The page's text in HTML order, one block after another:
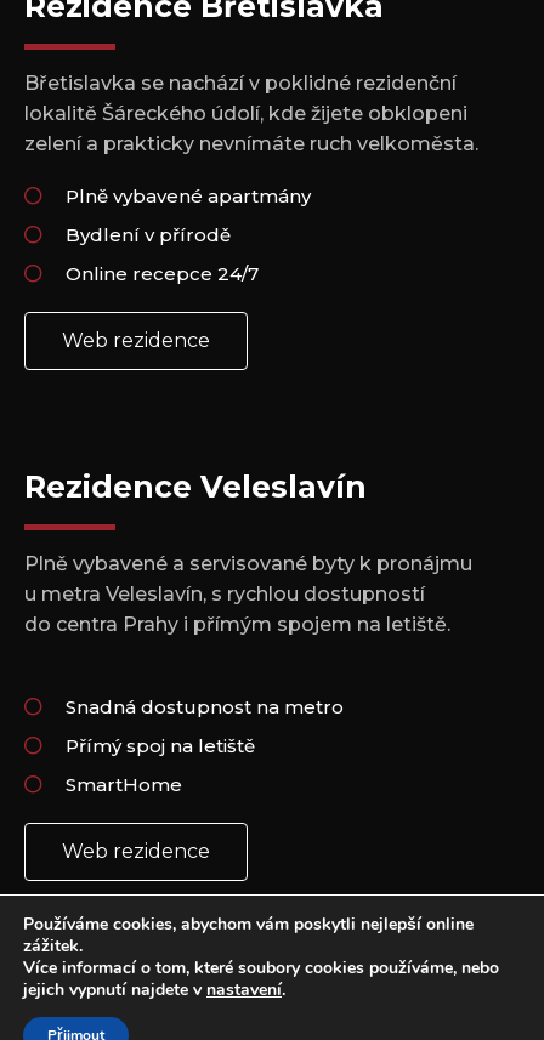
Břetislavka se nachází v poklidné rezidenční
lokalitě Šáreckého údolí, kde žijete obklopeni
zelení a prakticky nevnímáte ruch velkoměsta.
Plně vybavené apartmány
Bydlení v přírodě
Online recepce 24/7
Web rezidence
Rezidence Veleslavín
Plně vybavené a servisované byty k pronájmu
u metra Veleslavín, s rychlou dostupností
do centra Prahy i přímým spojem na letiště.
Snadná dostupnost na metro
Přímý spoj na letiště
SmartHome
Web rezidence
Copyright 2021 © All rights Reserved.
Vytvořil: Plus Design & Marketing
Používáme cookies, abychom vám poskytli nejlepší online
zážitek.
Více informací o tom, které soubory cookies používáme, nebo
jejich vypnutí najdete v nastavení.
Přijmout